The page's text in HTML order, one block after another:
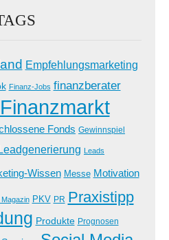
Empfehlungsmarketing
Finanz-Jobs finanzberater
Finanzmarkt
Fonds Gewinnspiel
Leadgenerierung Leads
Wissen Messe Motivation
Magazin PKV PR Praxistipp
Produkte Prognosen